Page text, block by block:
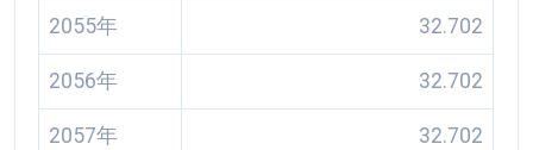
2055年 32.702
2056年 32.702
2057年 32.702